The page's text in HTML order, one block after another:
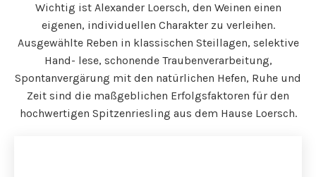
Wichtig ist Alexander Loersch, den Weinen einen
eigenen, individuellen Charakter zu verleihen.
Ausgewählte Reben in klassischen Steillagen, selektive
Hand- lese, schonende Traubenverarbeitung,
Spontanvergärung mit den natürlichen Hefen, Ruhe und
Zeit sind die maßgeblichen Erfolgsfaktoren für den
hochwertigen Spitzenriesling aus dem Hause Loersch.